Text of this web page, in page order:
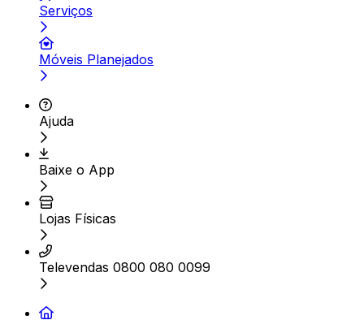
Serviços
Móveis Planejados
Ajuda
Baixe o App
Lojas Físicas
Televendas 0800 080 0099